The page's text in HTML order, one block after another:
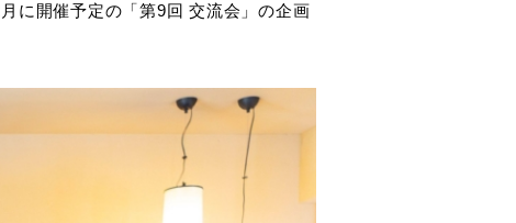
に開催予定の「第9回 交流会」の企画